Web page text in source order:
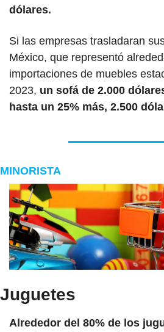
dólares.
Si las empresas trasladaran
México, que representó
importaciones de muebles
2023, un sofá de 2.000
hasta un 25% más, 2.500
MINORISTA
Juguetes
Alrededor del 80% de los